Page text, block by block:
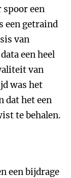
spoor een
een getraind
van
een heel
van
was het
dat het een
te behalen.
een bijdrage